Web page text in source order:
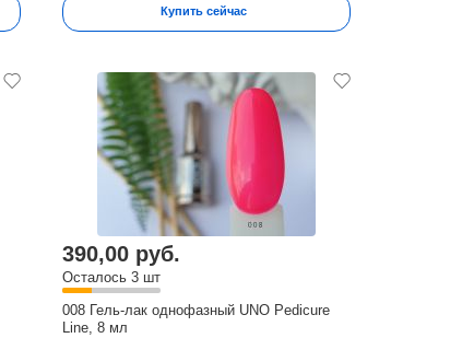
Купить сейчас
390,00 руб.
Осталось 3 шт
008 Гель-лак однофазный UNO Pedicure
Line, 8 мл